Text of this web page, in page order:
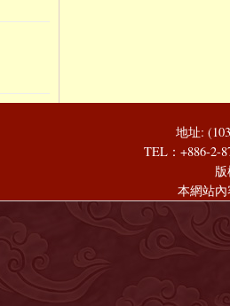
地址:
TEL：+886-2-
本網站